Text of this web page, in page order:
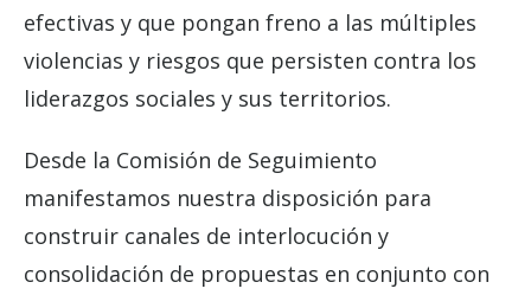
efectivas y que pongan freno a las múltiples
violencias y riesgos que persisten contra los
liderazgos sociales y sus territorios.
Desde la Comisión de Seguimiento
manifestamos nuestra disposición para
construir canales de interlocución y
consolidación de propuestas en conjunto con